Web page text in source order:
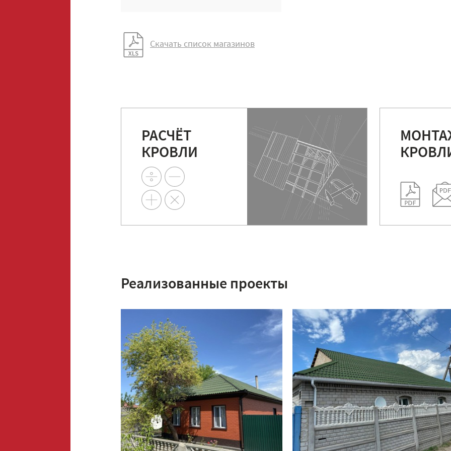
Скачать список магазинов
РАСЧЁТ
КРОВЛИ
Реализованные проекты